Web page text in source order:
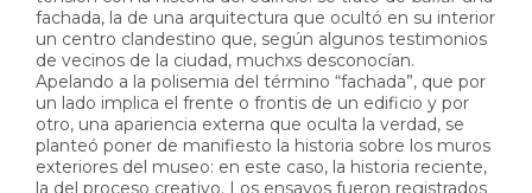
fachada, la de una arquitectura que ocultó en su interior
un centro clandestino que, según algunos testimonios
de vecinos de la ciudad, muchxs desconocían.
Apelando a la polisemia del término “fachada”, que por
un lado implica el frente o frontis de un edificio y por
otro, una apariencia externa que oculta la verdad, se
planteó poner de manifiesto la historia sobre los muros
exteriores del museo: en este caso, la historia reciente,
la del proceso creativo. Los ensayos fueron registrados